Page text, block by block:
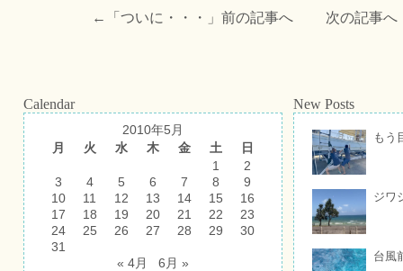
←「 ついに・・・ 」前の記事へ 次の記事へ
Calendar
2010年5月
月
火 水 木 金 土
日
1
2
3
4 5 6 7 8
9
10
11 12 13 14 15
16
17
18 19 20 21 22
23
24
25 26 27 28 29
30
31
« 4月
6月 »
New Posts
もう
ジワ
台風